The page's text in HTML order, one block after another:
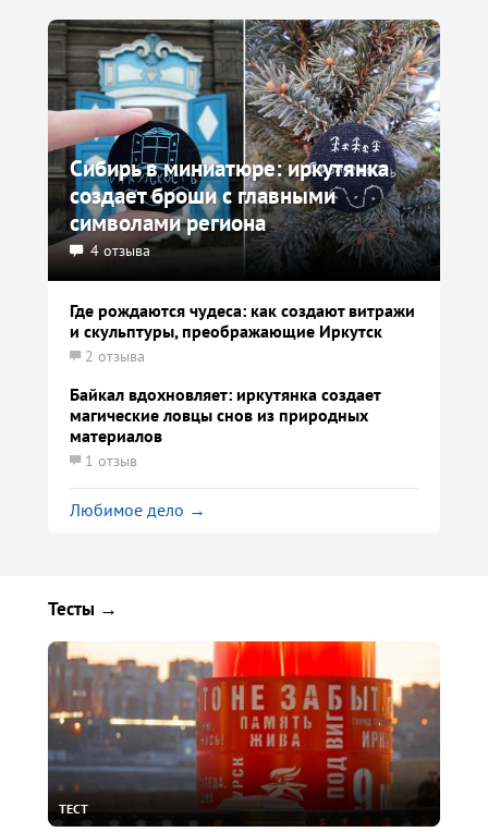
Сибирь в миниатюре: иркутянка
создает броши с главными
символами региона
4 отзыва
Где рождаются чудеса: как создают витражи
и скульптуры, преображающие Иркутск
2 отзыва
Байкал вдохновляет: иркутянка создает
магические ловцы снов из природных
материалов
1 отзыв
Любимое дело →
Тесты →
ТЕСТ